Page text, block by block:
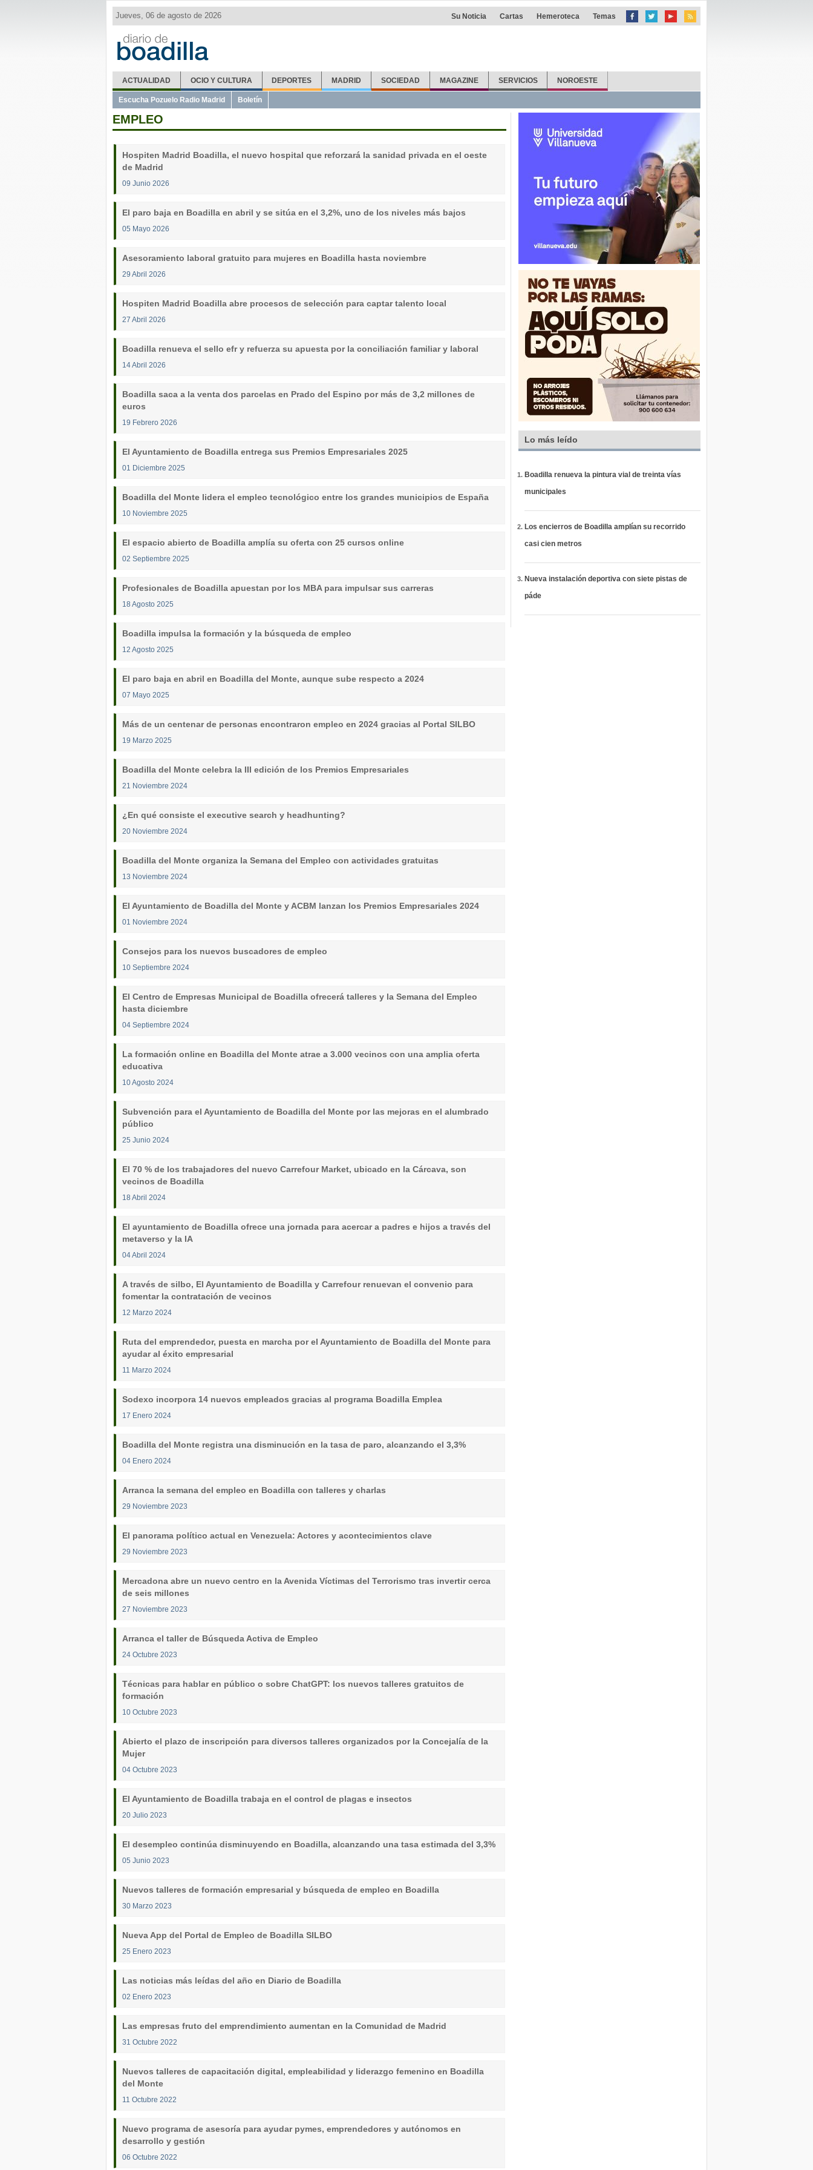
Jueves, 06 de agosto de 2026 Su Noticia Cartas Hemeroteca Temas
ACTUALIDAD OCIO Y CULTURA DEPORTES MADRID SOCIEDAD MAGAZINE SERVICIOS NOROESTE
Escucha Pozuelo Radio Madrid Boletín
EMPLEO
Hospiten Madrid Boadilla, el nuevo hospital que reforzará la sanidad privada en el oeste
de Madrid
09 Junio 2026
El paro baja en Boadilla en abril y se sitúa en el 3,2%, uno de los niveles más bajos
05 Mayo 2026
Asesoramiento laboral gratuito para mujeres en Boadilla hasta noviembre
29 Abril 2026
Hospiten Madrid Boadilla abre procesos de selección para captar talento local
27 Abril 2026
Boadilla renueva el sello efr y refuerza su apuesta por la conciliación familiar y laboral
14 Abril 2026
Boadilla saca a la venta dos parcelas en Prado del Espino por más de 3,2 millones de
euros
19 Febrero 2026
El Ayuntamiento de Boadilla entrega sus Premios Empresariales 2025
01 Diciembre 2025
Boadilla del Monte lidera el empleo tecnológico entre los grandes municipios de España
10 Noviembre 2025
El espacio abierto de Boadilla amplía su oferta con 25 cursos online
02 Septiembre 2025
Profesionales de Boadilla apuestan por los MBA para impulsar sus carreras
18 Agosto 2025
Boadilla impulsa la formación y la búsqueda de empleo
12 Agosto 2025
El paro baja en abril en Boadilla del Monte, aunque sube respecto a 2024
07 Mayo 2025
Más de un centenar de personas encontraron empleo en 2024 gracias al Portal SILBO
19 Marzo 2025
Boadilla del Monte celebra la III edición de los Premios Empresariales
21 Noviembre 2024
¿En qué consiste el executive search y headhunting?
20 Noviembre 2024
Boadilla del Monte organiza la Semana del Empleo con actividades gratuitas
13 Noviembre 2024
El Ayuntamiento de Boadilla del Monte y ACBM lanzan los Premios Empresariales 2024
01 Noviembre 2024
Consejos para los nuevos buscadores de empleo
10 Septiembre 2024
El Centro de Empresas Municipal de Boadilla ofrecerá talleres y la Semana del Empleo
hasta diciembre
04 Septiembre 2024
La formación online en Boadilla del Monte atrae a 3.000 vecinos con una amplia oferta
educativa
10 Agosto 2024
Subvención para el Ayuntamiento de Boadilla del Monte por las mejoras en el alumbrado
público
25 Junio 2024
El 70 % de los trabajadores del nuevo Carrefour Market, ubicado en la Cárcava, son
vecinos de Boadilla
18 Abril 2024
El ayuntamiento de Boadilla ofrece una jornada para acercar a padres e hijos a través del
metaverso y la IA
04 Abril 2024
A través de silbo, El Ayuntamiento de Boadilla y Carrefour renuevan el convenio para
fomentar la contratación de vecinos
12 Marzo 2024
Ruta del emprendedor, puesta en marcha por el Ayuntamiento de Boadilla del Monte para
ayudar al éxito empresarial
11 Marzo 2024
Sodexo incorpora 14 nuevos empleados gracias al programa Boadilla Emplea
17 Enero 2024
Boadilla del Monte registra una disminución en la tasa de paro, alcanzando el 3,3%
04 Enero 2024
Arranca la semana del empleo en Boadilla con talleres y charlas
29 Noviembre 2023
El panorama político actual en Venezuela: Actores y acontecimientos clave
29 Noviembre 2023
Mercadona abre un nuevo centro en la Avenida Víctimas del Terrorismo tras invertir cerca
de seis millones
27 Noviembre 2023
Arranca el taller de Búsqueda Activa de Empleo
24 Octubre 2023
Técnicas para hablar en público o sobre ChatGPT: los nuevos talleres gratuitos de
formación
10 Octubre 2023
Abierto el plazo de inscripción para diversos talleres organizados por la Concejalía de la
Mujer
04 Octubre 2023
El Ayuntamiento de Boadilla trabaja en el control de plagas e insectos
20 Julio 2023
El desempleo continúa disminuyendo en Boadilla, alcanzando una tasa estimada del 3,3%
05 Junio 2023
Nuevos talleres de formación empresarial y búsqueda de empleo en Boadilla
30 Marzo 2023
Nueva App del Portal de Empleo de Boadilla SILBO
25 Enero 2023
Las noticias más leídas del año en Diario de Boadilla
02 Enero 2023
Las empresas fruto del emprendimiento aumentan en la Comunidad de Madrid
31 Octubre 2022
Nuevos talleres de capacitación digital, empleabilidad y liderazgo femenino en Boadilla
del Monte
11 Octubre 2022
Nuevo programa de asesoría para ayudar pymes, emprendedores y autónomos en
desarrollo y gestión
06 Octubre 2022
Lo más leído
Boadilla renueva la pintura vial de treinta vías
municipales
Los encierros de Boadilla amplían su recorrido
casi cien metros
Nueva instalación deportiva con siete pistas de
páde